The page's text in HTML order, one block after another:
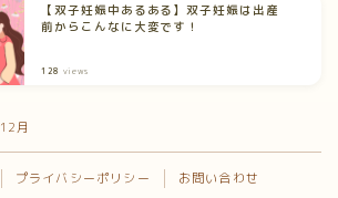
【双子妊娠中あるある】双子妊娠は出産
前からこんなに大変です！
128 views
12月
プライバシーポリシー お問い合わせ